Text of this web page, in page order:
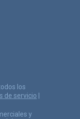
los
de servicio
y